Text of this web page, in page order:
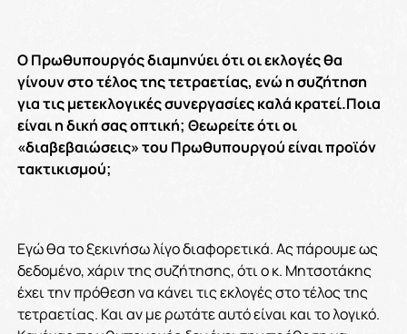
Ο Πρωθυπουργός διαμηνύει ότι οι εκλογές θα
γίνουν στο τέλος της τετραετίας, ενώ η συζήτηση
για τις μετεκλογικές συνεργασίες καλά κρατεί.Ποια
είναι η δική σας οπτική; Θεωρείτε ότι οι
«διαβεβαιώσεις» του Πρωθυπουργού είναι προϊόν
τακτικισμού;
Εγώ θα το ξεκινήσω λίγο διαφορετικά. Ας πάρουμε ως
δεδομένο, χάριν της συζήτησης, ότι ο κ. Μητσοτάκης
έχει την πρόθεση να κάνει τις εκλογές στο τέλος της
τετραετίας. Και αν με ρωτάτε αυτό είναι και το λογικό.